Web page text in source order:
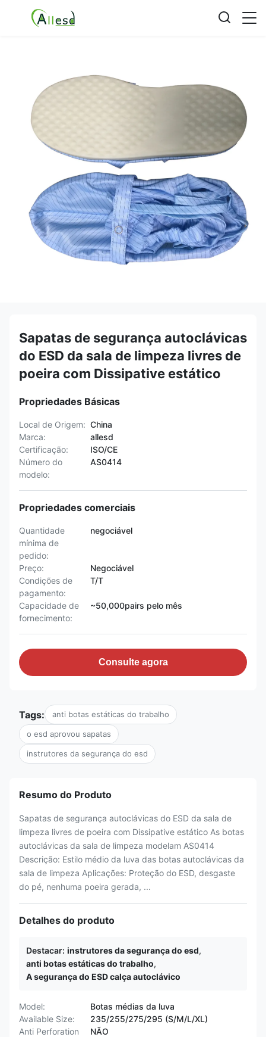
Sapatas de segurança autoclávicas
do ESD da sala de limpeza livres de
poeira com Dissipative estático
Propriedades Básicas
Local de Origem: China
Marca:
allesd
Certificação:
ISO/CE
Número do
modelo:
AS0414
Propriedades comerciais
Quantidade
mínima de
pedido:
negociável
Preço:
Negociável
Condições de
pagamento:
T/T
Capacidade de
fornecimento:
~50,000pairs pelo mês
Consulte agora
Tags: anti botas estáticas do trabalho
o esd aprovou sapatas
instrutores da segurança do esd
Resumo do Produto
Sapatas de segurança autoclávicas do ESD da sala de
limpeza livres de poeira com Dissipative estático As botas
autoclávicas da sala de limpeza modelam AS0414
Descrição: Estilo médio da luva das botas autoclávicas da
sala de limpeza Aplicações: Proteção do ESD, desgaste
do pé, nenhuma poeira gerada, ...
Detalhes do produto
Destacar: instrutores da segurança do esd,
anti botas estáticas do trabalho,
A segurança do ESD calça autoclávico
Model:
Botas médias da luva
Available Size:
235/255/275/295 (S/M/L/XL)
Anti Perforation
NÃO